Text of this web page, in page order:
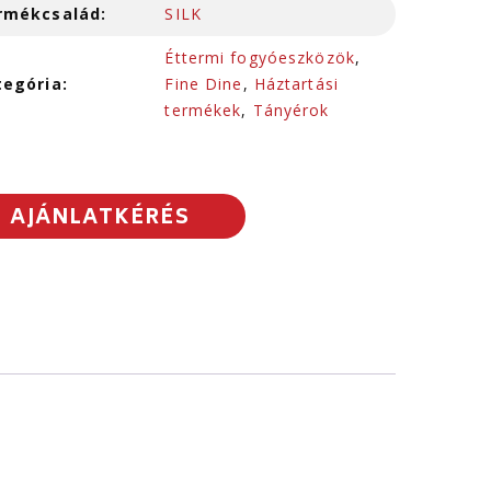
SILK
Éttermi fogyóeszközök,
Fine Dine , Háztartási
termékek, Tányérok
AJÁNLATKÉRÉS